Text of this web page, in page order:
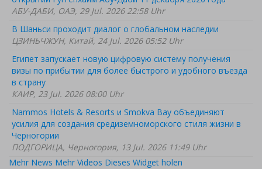
АБУ-ДАБИ, ОАЭ, 29 Jul. 2026 22:58 Uhr
В Шаньси проходит диалог о глобальном наследии
ЦЗИНЬЧЖУН, Китай, 24 Jul. 2026 05:52 Uhr
Египет запускает новую цифровую систему получения
визы по прибытии для более быстрого и удобного въезда
в страну
КАИР, 23 Jul. 2026 08:00 Uhr
Nammos Hotels & Resorts и Smokva Bay объединяют
усилия для создания средиземноморского стиля жизни в
Черногории
ПОДГОРИЦА, Черногория, 13 Jul. 2026 11:49 Uhr
Mehr News Mehr Videos Dieses Widget holen